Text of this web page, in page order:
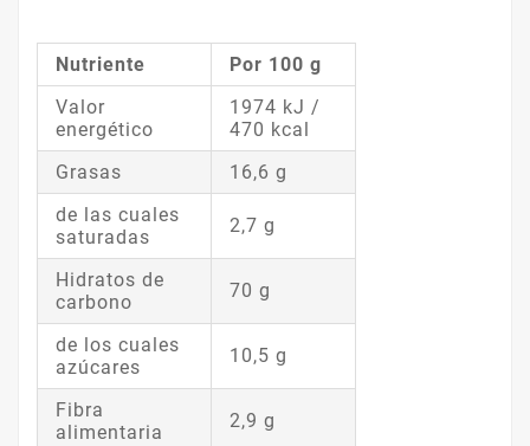
Nutriente
Por 100 g
Valor
energético
1974 kJ /
470 kcal
Grasas
16,6 g
de las cuales
saturadas
2,7 g
Hidratos de
carbono
70 g
de los cuales
azúcares
10,5 g
Fibra
alimentaria
2,9 g